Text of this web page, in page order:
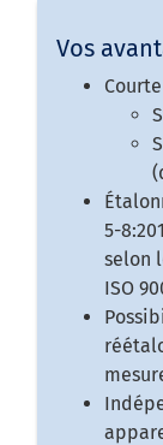
Vos
5-
selon
ISO